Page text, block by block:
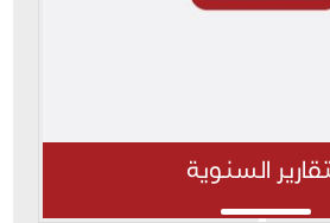
السنوية